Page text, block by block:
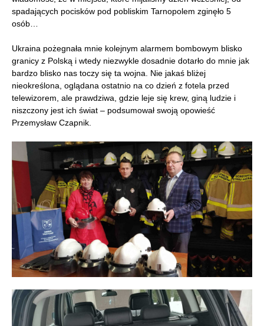
spadających pocisków pod pobliskim Tarnopolem zginęło 5
osób…
Ukraina pożegnała mnie kolejnym alarmem bombowym blisko
granicy z Polską i wtedy niezwykle dosadnie dotarło do mnie jak
bardzo blisko nas toczy się ta wojna. Nie jakaś bliżej
nieokreślona, oglądana ostatnio na co dzień z fotela przed
telewizorem, ale prawdziwa, gdzie leje się krew, giną ludzie i
niszczony jest ich świat – podsumował swoją opowieść
Przemysław Czapnik.